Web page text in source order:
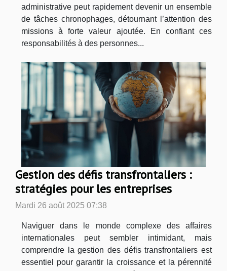
administrative peut rapidement devenir un ensemble
de tâches chronophages, détournant l’attention des
missions à forte valeur ajoutée. En confiant ces
responsabilités à des personnes...
Gestion des défis transfrontaliers :
stratégies pour les entreprises
Mardi 26 août 2025 07:38
Naviguer dans le monde complexe des affaires
internationales peut sembler intimidant, mais
comprendre la gestion des défis transfrontaliers est
essentiel pour garantir la croissance et la pérennité